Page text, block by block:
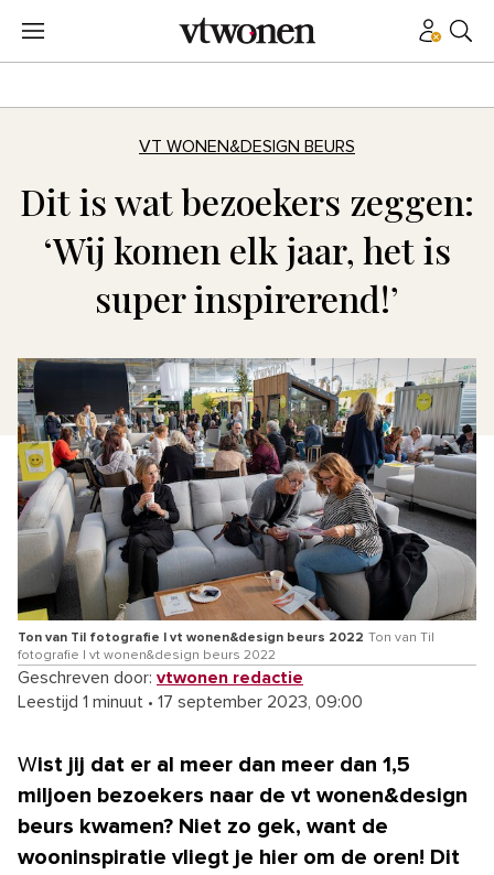
VT WONEN&DESIGN BEURS
Dit is wat bezoekers zeggen:
‘Wij komen elk jaar, het is
super inspirerend!’
Ton van Til fotografie | vt wonen&design beurs 2022 Ton van Til
fotografie | vt wonen&design beurs 2022
Geschreven door: vtwonen redactie
Leestijd 1 minuut • 17 september 2023, 09:00
Wist jij dat er al meer dan meer dan 1,5
miljoen bezoekers naar de vt wonen&design
beurs kwamen? Niet zo gek, want de
wooninspiratie vliegt je hier om de oren! Dit